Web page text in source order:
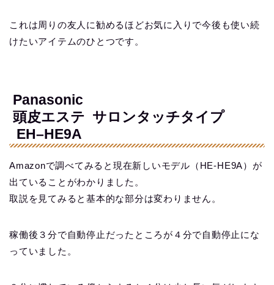
これは周りの友人に勧めるほどお気に入りで今後も使い続
けたいアイテムのひとつです。
Panasonic
頭皮エステ サロンタッチタイプ
EH–HE9A
Amazonで調べてみると現在新しいモデル（HE-HE9A）が
出ていることがわかりました。
取説を見てみると基本的な部分は変わりません。
稼働後３分で自動停止だったところが４分で自動停止にな
っていました。